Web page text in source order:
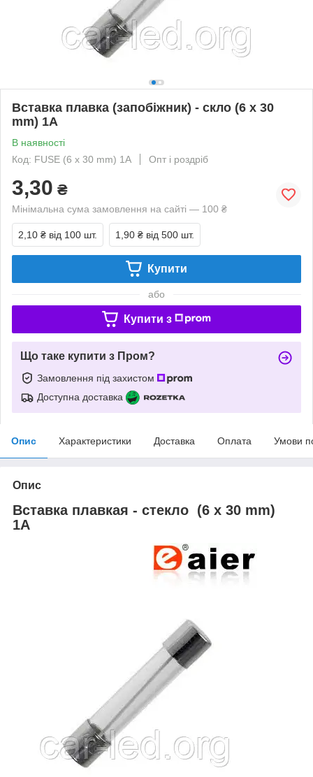
Вставка плавка (запобіжник) - скло (6 x 30
mm) 1A
В наявності
Код: FUSE (6 x 30 mm) 1A
Опт і роздріб
3,30 ₴
Мінімальна сума замовлення на сайті — 100 ₴
2,10 ₴ від 100 шт. 1,90 ₴ від 500 шт.
Купити
або
Купити з
Що таке купити з Пром?
Замовлення під захистом
Доступна доставка
Опис Характеристики Доставка Оплата Умови
Опис
Вставка плавкая - стекло (6 x 30 mm)
1A